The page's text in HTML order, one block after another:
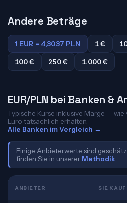
Andere Beträge
1 EUR = 4,3037 PLN 1 €
100 €
250 € 1.000 €
EUR/PLN bei Banken &
Typische Kurse inklusive Marge — wie
Euro tatsächlich erhalten.
Alle Banken im Vergleich →
Einige Anbieterwerte sind
finden Sie in unserer Methodik
ANBIETER SIE